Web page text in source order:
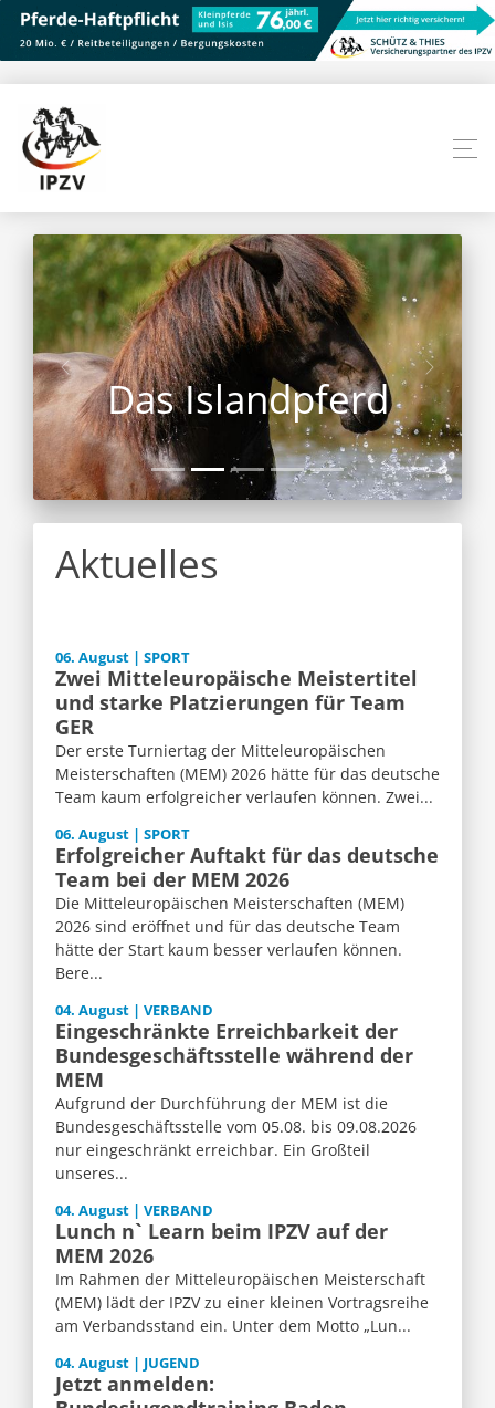
Das Islandpferd
Aktuelles
06. August | SPORT
Zwei Mitteleuropäische Meistertitel
und starke Platzierungen für Team
GER
Der erste Turniertag der Mitteleuropäischen
Meisterschaften (MEM) 2026 hätte für das deutsche
Team kaum erfolgreicher verlaufen können. Zwei...
06. August | SPORT
Erfolgreicher Auftakt für das deutsche
Team bei der MEM 2026
Die Mitteleuropäischen Meisterschaften (MEM)
2026 sind eröffnet und für das deutsche Team
hätte der Start kaum besser verlaufen können.
Bere...
04. August | VERBAND
Eingeschränkte Erreichbarkeit der
Bundesgeschäftsstelle während der
MEM
Aufgrund der Durchführung der MEM ist die
Bundesgeschäftsstelle vom 05.08. bis 09.08.2026
nur eingeschränkt erreichbar. Ein Großteil
unseres...
04. August | VERBAND
Lunch n` Learn beim IPZV auf der
MEM 2026
Im Rahmen der Mitteleuropäischen Meisterschaft
(MEM) lädt der IPZV zu einer kleinen Vortragsreihe
am Verbandsstand ein. Unter dem Motto „Lun...
04. August | JUGEND
Jetzt anmelden: